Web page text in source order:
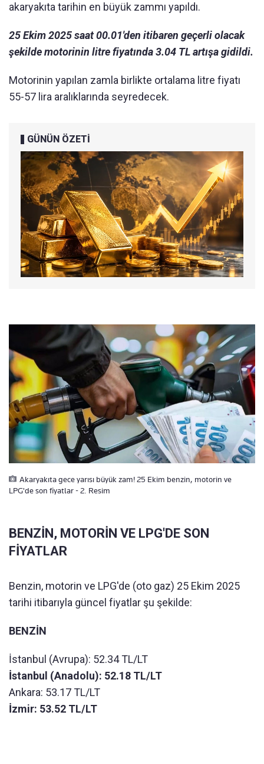
akaryakıta tarihin en büyük zammı yapıldı.
25 Ekim 2025 saat 00.01'den itibaren geçerli olacak
şekilde motorinin litre fiyatında 3.04 TL artışa gidildi.
Motorinin yapılan zamla birlikte ortalama litre fiyatı
55-57 lira aralıklarında seyredecek.
GÜNÜN ÖZETİ
Akaryakıta gece yarısı büyük zam! 25 Ekim benzin, motorin ve
LPG'de son fiyatlar - 2. Resim
BENZİN, MOTORİN VE LPG'DE SON
FİYATLAR
Benzin, motorin ve LPG'de (oto gaz) 25 Ekim 2025
tarihi itibarıyla güncel fiyatlar şu şekilde:
BENZİN
İstanbul (Avrupa): 52.34TL/LT
İstanbul (Anadolu): 52.18 TL/LT
Ankara: 53.17TL/LT
İzmir: 53.52 TL/LT